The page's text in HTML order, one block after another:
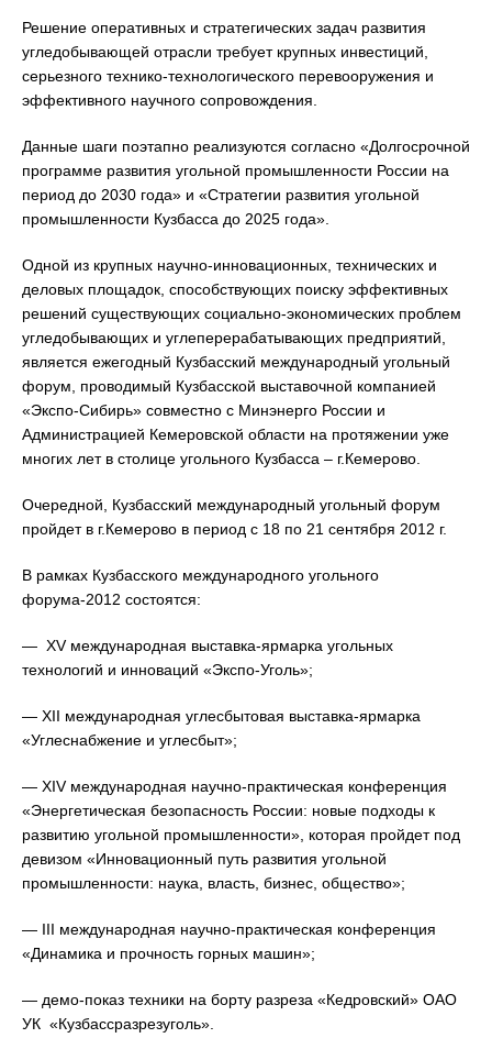
Решение оперативных и стратегических задач развития
угледобывающей отрасли требует крупных инвестиций,
серьезного технико-технологического перевооружения и
эффективного научного сопровождения.
Данные шаги поэтапно реализуются согласно «Долгосрочной
программе развития угольной промышленности России на
период до 2030 года» и «Стратегии развития угольной
промышленности Кузбасса до 2025 года».
Одной из крупных научно-инновационных, технических и
деловых площадок, способствующих поиску эффективных
решений существующих социально-экономических проблем
угледобывающих и углеперерабатывающих предприятий,
является ежегодный Кузбасский международный угольный
форум, проводимый Кузбасской выставочной компанией
«Экспо-Сибирь» совместно с Минэнерго России и
Администрацией Кемеровской области на протяжении уже
многих лет в столице угольного Кузбасса – г.Кемерово.
Очередной, Кузбасский международный угольный форум
пройдет в г.Кемерово в период с 18 по 21 сентября 2012 г.
В рамках Кузбасского международного угольного
форума-2012 состоятся:
— XV международная выставка-ярмарка угольных
технологий и инноваций «Экспо-Уголь»;
— XII международная углесбытовая выставка-ярмарка
«Углеснабжение и углесбыт»;
— XIV международная научно-практическая конференция
«Энергетическая безопасность России: новые подходы к
развитию угольной промышленности», которая пройдет под
девизом «Инновационный путь развития угольной
промышленности: наука, власть, бизнес, общество»;
— III международная научно-практическая конференция
«Динамика и прочность горных машин»;
— демо-показ техники на борту разреза «Кедровский» ОАО
УК «Кузбассразрезуголь».